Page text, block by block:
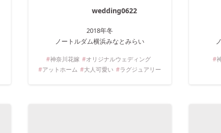
wedding0622
2018年冬
ノートルダム横浜みなとみらい
神奈川花嫁
オリジナルウェディング
アットホーム
大人可愛い ラグジュアリー